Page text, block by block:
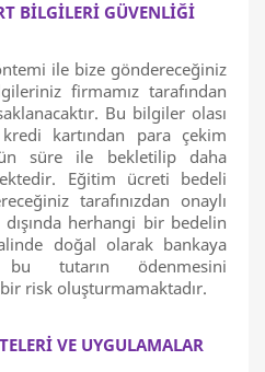
BİLGİLERİ GÜVENLİĞİ
ile bize göndereceğiniz
firmamız tarafından
Bu bilgiler olası
kartından para çekim
süre ile bekletilip daha
Eğitim ücreti bedeli
tarafınızdan onaylı
herhangi bir bedelin
doğal olarak bankaya
tutarın ödenmesini
risk oluşturmamaktadır.
VE UYGULAMALAR